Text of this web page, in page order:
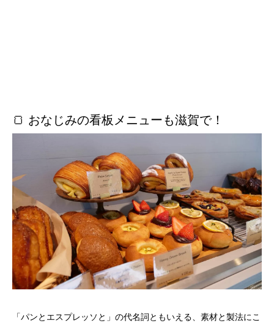
🍞 おなじみの看板メニューも滋賀で！
「パンとエスプレッソと」の代名詞ともいえる、素材と製法にこ